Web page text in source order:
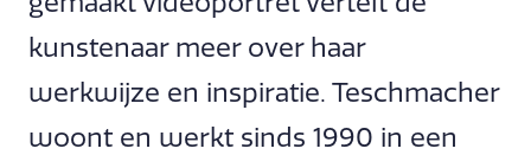
kunstenaar meer over haar
werkwijze en inspiratie. Teschmacher
woont en werkt sinds 1990 in een